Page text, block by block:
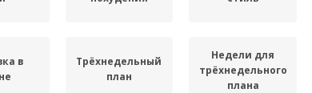
в
Трёхнедельный
план
Недели для
трёхнедельного
плана